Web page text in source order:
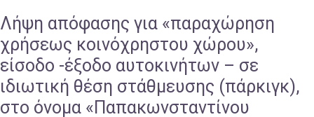
Λήψη απόφασης για «παραχώρηση
χρήσεως κοινόχρηστου χώρου»,
είσοδο -έξοδο αυτοκινήτων – σε
ιδιωτική θέση στάθμευσης (πάρκιγκ),
στο όνομα «Παπακωνσταντίνου